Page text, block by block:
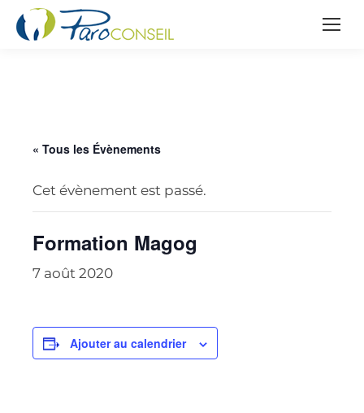
« Tous les Évènements
Cet évènement est passé.
Formation Magog
7 août 2020
Ajouter au calendrier